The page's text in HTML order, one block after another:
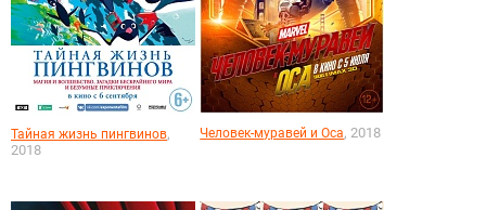
Тайная жизнь пингвинов,
2018
Человек-муравей и Оса, 2018